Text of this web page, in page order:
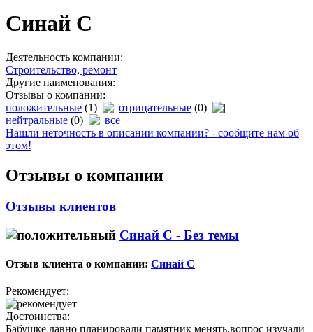
Синай С
Деятельность компании:
Строительство, ремонт
Другие наименования:
Отзывы о компании:
положительные (1) отрицательные (0)
нейтральные (0)
все
Нашли неточность в описании компании? - сообщите нам об
этом!
Отзывы о компании
Отзывы клиентов
Синай С - Без темы
Отзыв клиента о компании: Синай С
Рекомендует:
Достоинства:
Бабушке давно планировали памятник менять,вопрос изучали